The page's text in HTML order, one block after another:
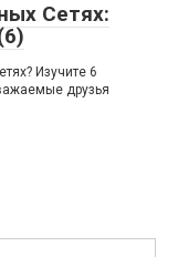
Сетях:
Изучите 6
друзья